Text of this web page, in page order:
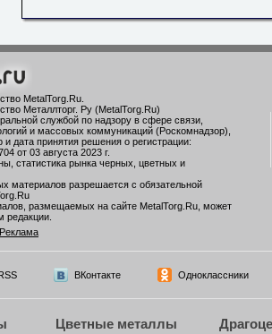
MetalTorg.Ru
Металлторг. Ру (MetalTorg.Ru)
службой по надзору в сфере связи,
и массовых коммуникаций (Роскомнадзор),
дата принятия решения о регистрации:
от 03 августа 2023 г.
статистика рынка черных, цветных и
материалов разрешается с обязательной
размещаемых на сайте MetalTorg.Ru, может
редакции.
Реклама
ВКонтакте Одноклассники
Цветные металлы